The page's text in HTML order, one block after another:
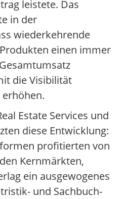
leistete. Das
in der
wiederkehrende
einen immer
die Visibilität
Estate Services und
diese Entwicklung:
profitierten von
Kernmärkten,
ein ausgewogenes
und Sachbuch-